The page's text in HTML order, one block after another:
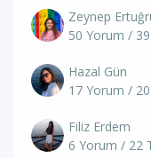
Zeynep
50 Yorum /
Hazal Gün
17 Yorum /
Filiz Erdem
6 Yorum / 22